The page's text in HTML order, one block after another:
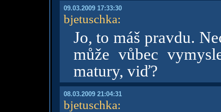
09.03.2009 17:33:30
bjetuschka:
Jo, to máš pravdu.
může vůbec
matury, viď?
08.03.2009 21:04:31
bjetuschka: